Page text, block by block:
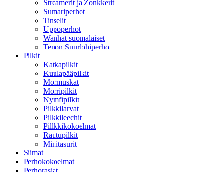
Streamerit ja Zonkkerit
Sumariperhot
Tinselit
Uppoperhot
Wanhat suomalaiset
Tenon Suurlohiperhot
Pilkit
Katkapilkit
Kuulapääpilkit
Mormuskat
Morripilkit
Nymfipilkit
Pilkkilarvat
Pilkkileechit
Pillkkikokoelmat
Rautupilkit
Minitasurit
Siimat
Perhokokoelmat